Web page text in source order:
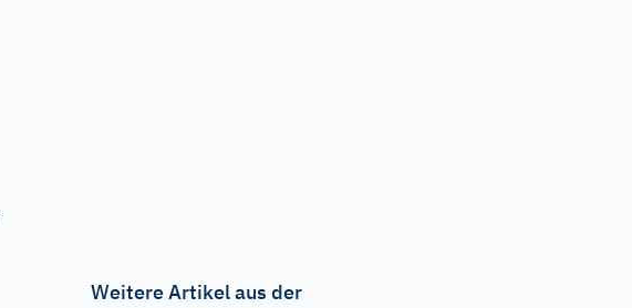
Weitere Artikel aus der